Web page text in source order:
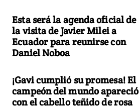
Esta será la agenda oficial de
la visita de Javier Milei a
Ecuador para reunirse con
Daniel Noboa
¡Gavi cumplió su promesa! El
campeón del mundo apareció
con el cabello teñido de rosa